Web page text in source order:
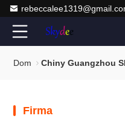
Dom Chiny Guangzhou
Firma